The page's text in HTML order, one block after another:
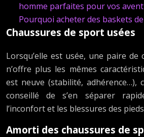
homme parfaites pour vos
Pourquoi acheter des baskets
Chaussures de sport usées
Lorsqu’elle est usée, une paire de
n’offre plus les mêmes
est neuve (stabilité, adhérence…),
conseillé de s’en séparer
l’inconfort et les blessures des
Amorti des chaussures de